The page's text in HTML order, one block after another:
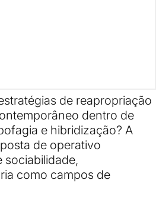
de reapropriação
dentro de
e hibridização? A
de operativo
sociabilidade,
como campos de